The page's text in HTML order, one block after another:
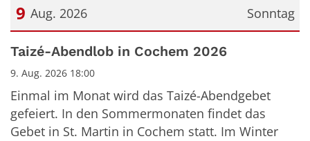
Sonntag
9 Aug. 2026
Datum: 9. August 2026
Taizé-Abendlob in Cochem 2026
9. Aug. 2026 18:00
Einmal im Monat wird das Taizé-Abendgebet
gefeiert. In den Sommermonaten findet das
Gebet in St. Martin in Cochem statt. Im Winter